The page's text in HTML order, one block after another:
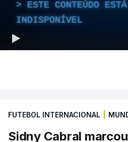
ESTE CONTEÚDO
INDISPONÍVEL
FUTEBOL INTERNACIONAL
Sidny Cabral